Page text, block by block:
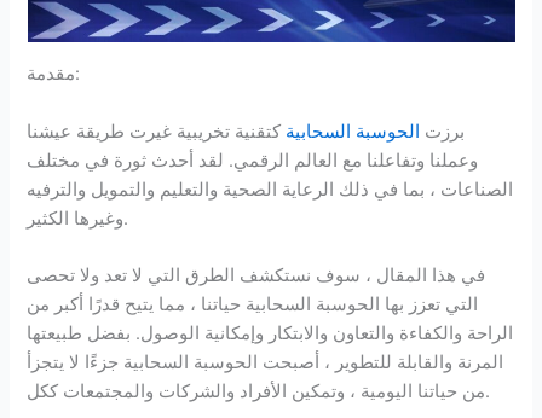
مقدمة:
برزت الحوسبة السحابية كتقنية تخريبية غيرت طريقة عيشنا
وعملنا وتفاعلنا مع العالم الرقمي. لقد أحدث ثورة في مختلف
الصناعات ، بما في ذلك الرعاية الصحية والتعليم والتمويل والترفيه
وغيرها الكثير.
في هذا المقال ، سوف نستكشف الطرق التي لا تعد ولا تحصى
التي تعزز بها الحوسبة السحابية حياتنا ، مما يتيح قدرًا أكبر من
الراحة والكفاءة والتعاون والابتكار وإمكانية الوصول. بفضل طبيعتها
المرنة والقابلة للتطوير ، أصبحت الحوسبة السحابية جزءًا لا يتجزأ
من حياتنا اليومية ، وتمكين الأفراد والشركات والمجتمعات ككل.